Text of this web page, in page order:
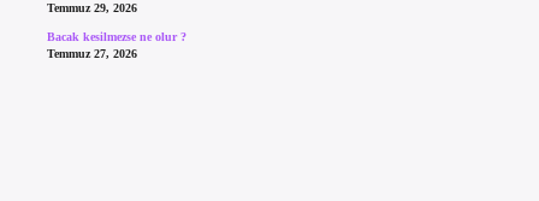
Temmuz 29, 2026
Bacak kesilmezse ne olur ?
Temmuz 27, 2026